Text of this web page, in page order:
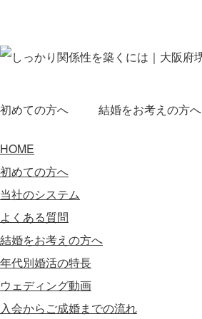
初めての方へ 結婚をお考えの方へ
HOME
初めての方へ
当社のシステム
よくある質問
結婚をお考えの方へ
年代別婚活の特長
ウェディング動画
入会からご成婚までの流れ